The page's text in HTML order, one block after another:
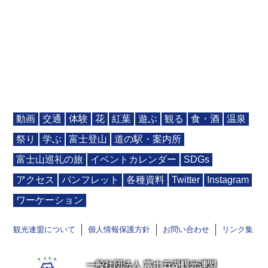
動画 交通 体験 花 紅葉 遊ぶ 観る 食・酒
温泉
祭り
学ぶ 富士登山
道の駅・案内所
富士山巡礼の旅
イベントカレンダー
SDGs
アクセス
パンフレット 各種資料 Twitter
Instagram
ワーケーション
観光連盟について 個人情報保護方針 お問い合わせ リンク集